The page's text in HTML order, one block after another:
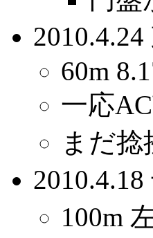
60m
一応
まだ
100m